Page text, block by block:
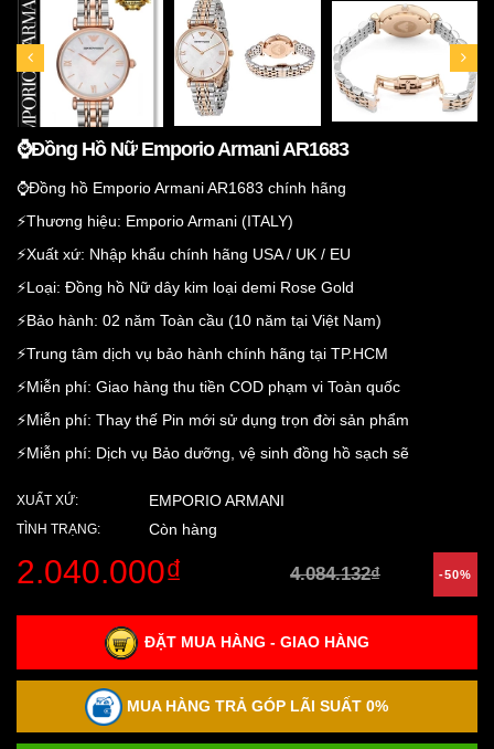
⌚️Đồng Hồ Nữ Emporio Armani AR1683
⌚️Đồng hồ Emporio Armani AR1683 chính hãng
⚡️Thương hiệu: Emporio Armani (ITALY)
⚡️Xuất xứ: Nhập khẩu chính hãng USA / UK / EU
⚡️Loại: Đồng hồ Nữ dây kim loại demi Rose Gold
⚡️Bảo hành: 02 năm Toàn cầu (10 năm tại Việt Nam)
⚡️Trung tâm dịch vụ bảo hành chính hãng tại TP.HCM
⚡️Miễn phí: Giao hàng thu tiền COD phạm vi Toàn quốc
⚡️Miễn phí: Thay thế Pin mới sử dụng trọn đời sản phẩm
⚡️Miễn phí: Dịch vụ Bảo dưỡng, vệ sinh đồng hồ sạch sẽ
XUẤT XỨ: EMPORIO ARMANI
TÌNH TRẠNG: Còn hàng
2.040.000₫ 4.084.132₫ -50%
ĐẶT MUA HÀNG - GIAO HÀNG
MUA HÀNG TRẢ GÓP LÃI SUẤT 0%